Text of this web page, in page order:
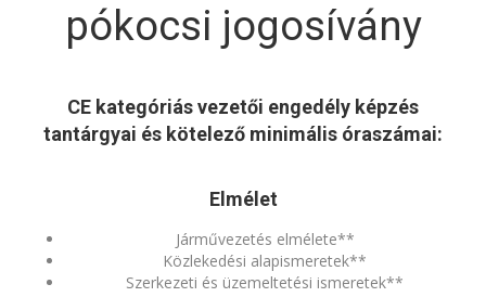
pókocsi jogosívány
CE kategóriás vezetői engedély képzés
tantárgyai és kötelező minimális óraszámai:
Elmélet
Járművezetés elmélete**
Közlekedési alapismeretek**
Szerkezeti és üzemeltetési ismeretek**